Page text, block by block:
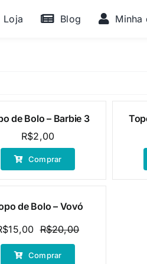
Loja Blog Minha
de Bolo – Barbie 3
R$2,00
Comprar
de Bolo – Vovó
R$20,00O
15,00
O
Comprar